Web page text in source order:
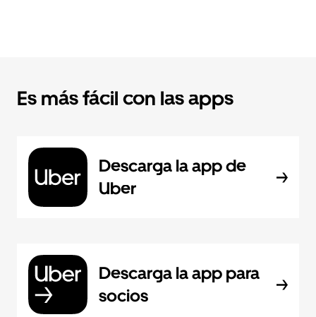
Es más fácil con las apps
Descarga la app de
Uber
Descarga la app para
socios